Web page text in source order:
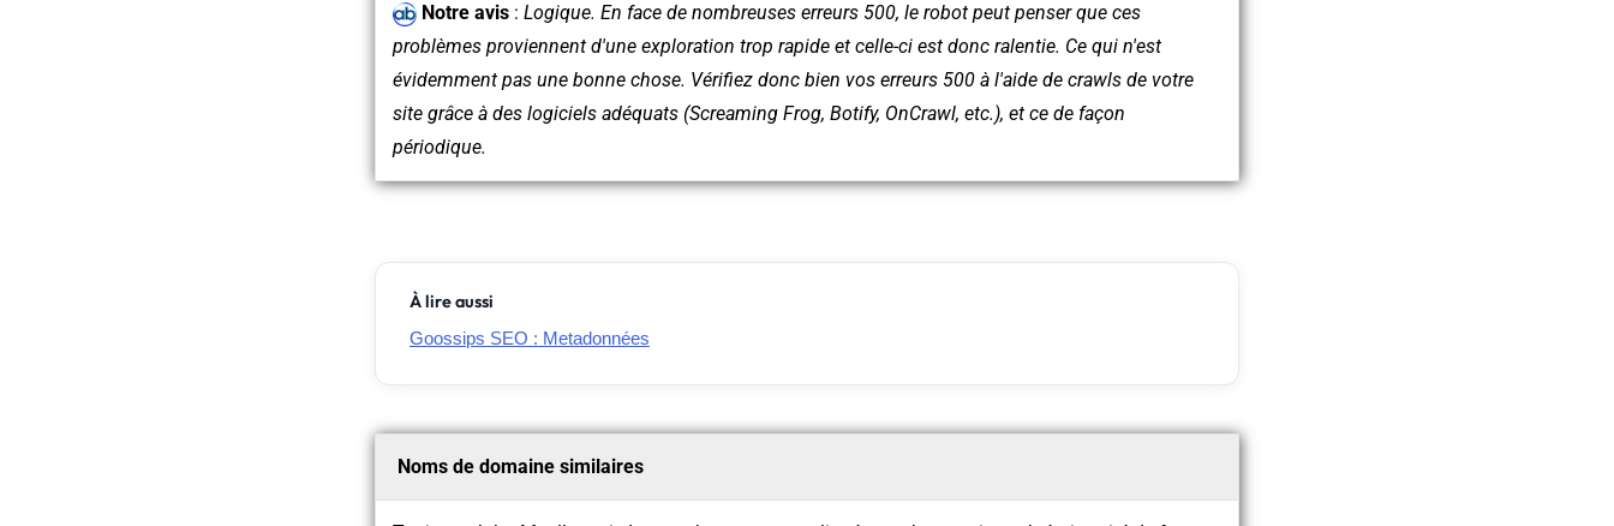
Notre avis: Logique. En face de nombreuses erreurs 500, le robot peut penser que ces
problèmes proviennent d'une exploration trop rapide et celle-ci est donc ralentie. Ce qui n'est
évidemment pas une bonne chose. Vérifiez donc bien vos erreurs 500 à l'aide de crawls de votre
site grâce à des logiciels adéquats (Screaming Frog, Botify, OnCrawl, etc.), et ce de façon
périodique.
À lire aussi
Goossips SEO : Metadonnées
Noms de domaine similaires